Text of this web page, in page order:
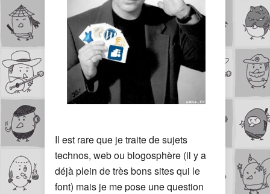
Il est rare que je traite de sujets
technos, web ou blogosphère (il y a
déjà plein de très bons sites qui le
font) mais je me pose une question